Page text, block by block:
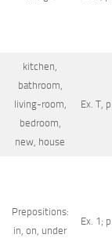
kitchen,
bathroom,
living-room,
bedroom,
new, house
Ex. T,
Prepositions:
in, on, under
Ex. 1;